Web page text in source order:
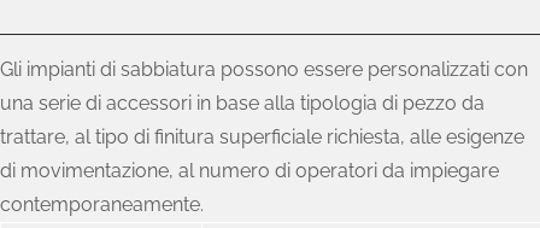
Gli impianti di sabbiatura possono essere personalizzati con
una serie di accessori in base alla tipologia di pezzo da
trattare, al tipo di finitura superficiale richiesta, alle esigenze
di movimentazione, al numero di operatori da impiegare
contemporaneamente.